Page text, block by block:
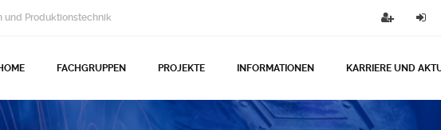
und Produktionstechnik
FACHGRUPPEN PROJEKTE INFORMATIONEN KARRIERE UND